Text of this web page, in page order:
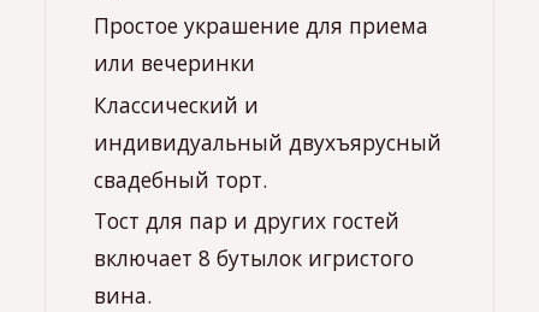
Простое украшение для приема
или вечеринки
Классический и
индивидуальный двухъярусный
свадебный торт.
Тост для пар и других гостей
включает 8 бутылок игристого
вина.